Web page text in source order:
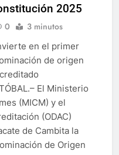
2025
0 3 minutos
en el primer
de origen
El Ministerio
(MICM) y el
(ODAC)
de Cambita la
de Origen